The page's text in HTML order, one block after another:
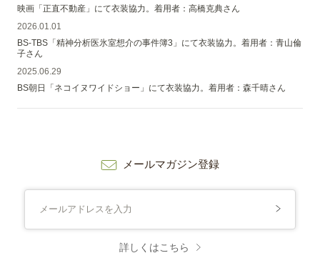
映画「正直不動産」にて衣装協力。着用者：高橋克典さん
2026.01.01
BS-TBS「精神分析医氷室想介の事件簿3」にて衣装協力。着用者：青山倫
子さん
2025.06.29
BS朝日「ネコイヌワイドショー」にて衣装協力。着用者：森千晴さん
メールマガジン登録
詳しくはこちら